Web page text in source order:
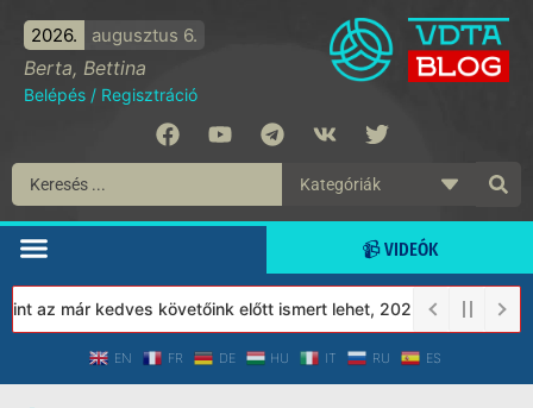
2026. augusztus 6.
Berta, Bettina
Belépés / Regisztráció
📹 VIDEÓK
az már kedves követőink előtt ismert lehet, 2023-tól a Védett
EN FR DE HU IT RU ES